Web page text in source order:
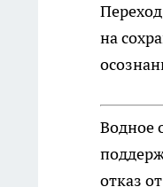
на
Водное
отказ